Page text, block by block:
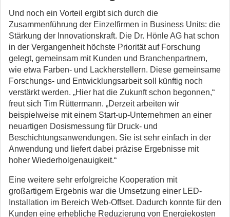
Und noch ein Vorteil ergibt sich durch die
Zusammenführung der Einzelfirmen in Business Units: die
Stärkung der Innovationskraft. Die Dr. Hönle AG hat schon
in der Vergangenheit höchste Priorität auf Forschung
gelegt, gemeinsam mit Kunden und Branchenpartnern,
wie etwa Farben- und Lackherstellern. Diese gemeinsame
Forschungs- und Entwicklungsarbeit soll künftig noch
verstärkt werden. „Hier hat die Zukunft schon begonnen,“
freut sich Tim Rüttermann. „Derzeit arbeiten wir
beispielweise mit einem Start-up-Unternehmen an einer
neuartigen Dosismessung für Druck- und
Beschichtungsanwendungen. Sie ist sehr einfach in der
Anwendung und liefert dabei präzise Ergebnisse mit
hoher Wiederholgenauigkeit.“
Eine weitere sehr erfolgreiche Kooperation mit
großartigem Ergebnis war die Umsetzung einer LED-
Installation im Bereich Web-Offset. Dadurch konnte für den
Kunden eine erhebliche Reduzierung von Energiekosten